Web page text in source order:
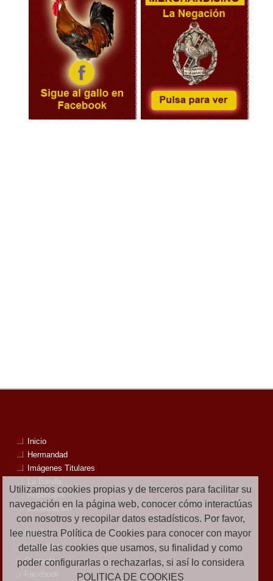
Inicio
Hermandad
Imágenes Titulares
La Banda
Reportajes
Localización
Noticias
Mapa Web
Contacto
Facebook
Utilizamos cookies propias y de terceros para facilitar su
navegación en la página web, conocer cómo interactúas
con nosotros y recopilar datos estadísticos. Por favor,
lee nuestra Política de Cookies para conocer con mayor
detalle las cookies que usamos, su finalidad y como
poder configurarlas o rechazarlas, si así lo considera
POLITICA DE COOKIES